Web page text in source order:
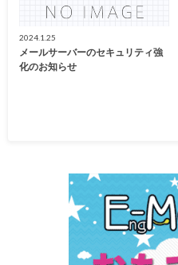
2024.1.25
メールサーバーのセキュリティ強
化のお知らせ